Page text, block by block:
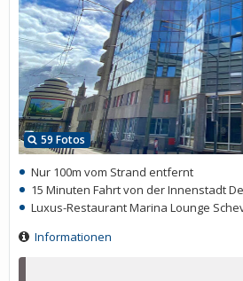
59 Fotos
Nur 100m vom Strand entfernt
15 Minuten Fahrt von der Innenstadt
Luxus-Restaurant Marina Lounge
Informationen